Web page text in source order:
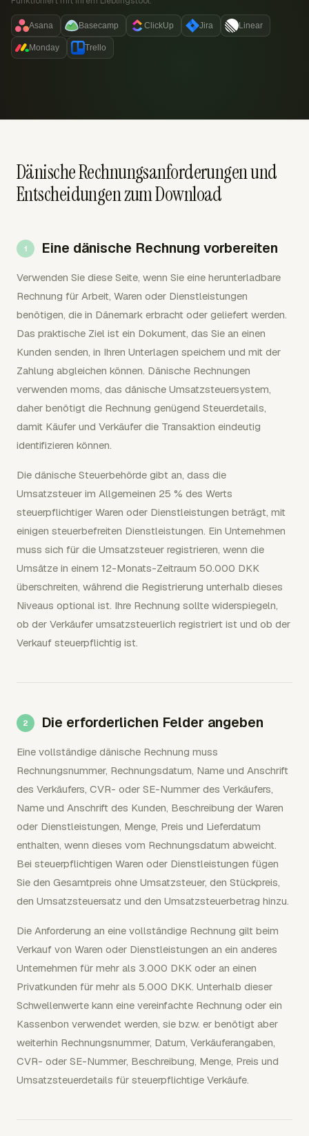
Asana Basecamp ClickUp Jira Linear
Monday Trello
Dänische Rechnungsanforderungen und
Entscheidungen zum Download
Eine dänische Rechnung vorbereiten
Verwenden Sie diese Seite, wenn Sie eine herunterladbare
Rechnung für Arbeit, Waren oder Dienstleistungen
benötigen, die in Dänemark erbracht oder geliefert werden.
Das praktische Ziel ist ein Dokument, das Sie an einen
Kunden senden, in Ihren Unterlagen speichern und mit der
Zahlung abgleichen können. Dänische Rechnungen
verwenden moms, das dänische Umsatzsteuersystem,
daher benötigt die Rechnung genügend Steuerdetails,
damit Käufer und Verkäufer die Transaktion eindeutig
identifizieren können.
Die dänische Steuerbehörde gibt an, dass die
Umsatzsteuer im Allgemeinen 25 % des Werts
steuerpflichtiger Waren oder Dienstleistungen beträgt, mit
einigen steuerbefreiten Dienstleistungen. Ein Unternehmen
muss sich für die Umsatzsteuer registrieren, wenn die
Umsätze in einem 12-Monats-Zeitraum 50.000 DKK
überschreiten, während die Registrierung unterhalb dieses
Niveaus optional ist. Ihre Rechnung sollte widerspiegeln,
ob der Verkäufer umsatzsteuerlich registriert ist und ob der
Verkauf steuerpflichtig ist.
Die erforderlichen Felder angeben
Eine vollständige dänische Rechnung muss
Rechnungsnummer, Rechnungsdatum, Name und Anschrift
des Verkäufers, CVR- oder SE-Nummer des Verkäufers,
Name und Anschrift des Kunden, Beschreibung der Waren
oder Dienstleistungen, Menge, Preis und Lieferdatum
enthalten, wenn dieses vom Rechnungsdatum abweicht.
Bei steuerpflichtigen Waren oder Dienstleistungen fügen
Sie den Gesamtpreis ohne Umsatzsteuer, den Stückpreis,
den Umsatzsteuersatz und den Umsatzsteuerbetrag hinzu.
Die Anforderung an eine vollständige Rechnung gilt beim
Verkauf von Waren oder Dienstleistungen an ein anderes
Unternehmen für mehr als 3.000 DKK oder an einen
Privatkunden für mehr als 5.000 DKK. Unterhalb dieser
Schwellenwerte kann eine vereinfachte Rechnung oder ein
Kassenbon verwendet werden, sie bzw. er benötigt aber
weiterhin Rechnungsnummer, Datum, Verkäuferangaben,
CVR- oder SE-Nummer, Beschreibung, Menge, Preis und
Umsatzsteuerdetails für steuerpflichtige Verkäufe.